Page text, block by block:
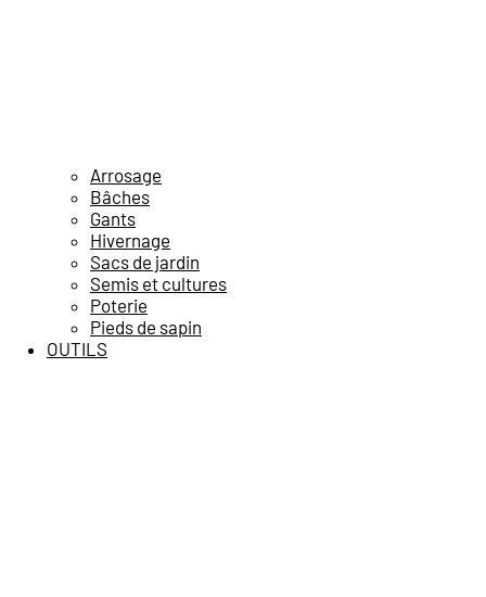
Arrosage
Bâches
Gants
Hivernage
Sacs de jardin
Semis et cultures
Poterie
Pieds de sapin
OUTILS